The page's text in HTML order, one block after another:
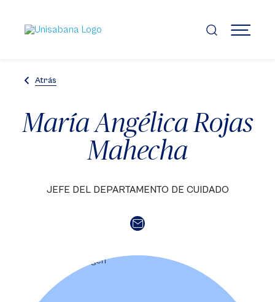
contenido
principal
MENÚ
Atrás
María Angélica Rojas
Mahecha
JEFE DEL DEPARTAMENTO DE CUIDADO